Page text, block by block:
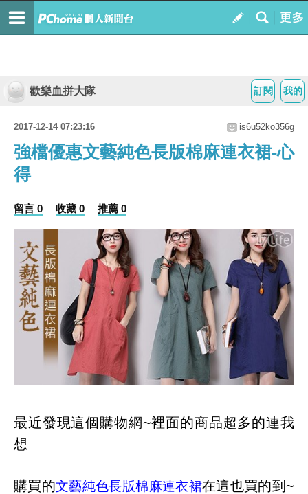
我的
訂閱
歡樂血拼大隊
2017-12-14 07:23:16 is6u52ko356g
強檔優惠文藝純色長版棉麻連衣裙-心
得
留言 0 收藏 0 推薦 0
最近發現這個購物網~裡面的商品超多的連我
想
購買的文藝純色長版棉麻連衣裙在這也買的到~